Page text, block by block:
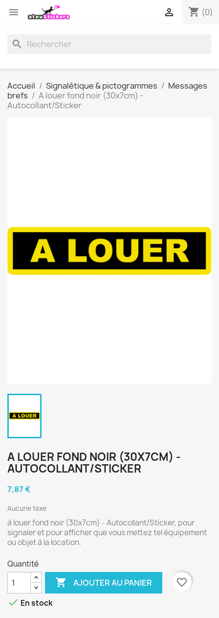
 shopping_cart (0)

search
Accueil Signalétique & pictogrammes
Messages
brefs
A louer fond noir (30x7cm) -
Autocollant/Sticker
A LOUER FOND NOIR (30X7CM) -
AUTOCOLLANT/STICKER
7,87 €
Aucune taxe
à louer fond noir (30x7cm) - Autocollant/Sticker, pour
signaler et pour afficher que vous mettez tel équipement
ou objet à la location.
Quantité
 AJOUTER AU PANIER
favorite_border
 En stock